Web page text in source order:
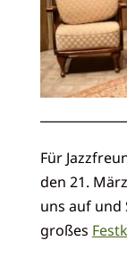
Für
den 21.
uns auf und
großes